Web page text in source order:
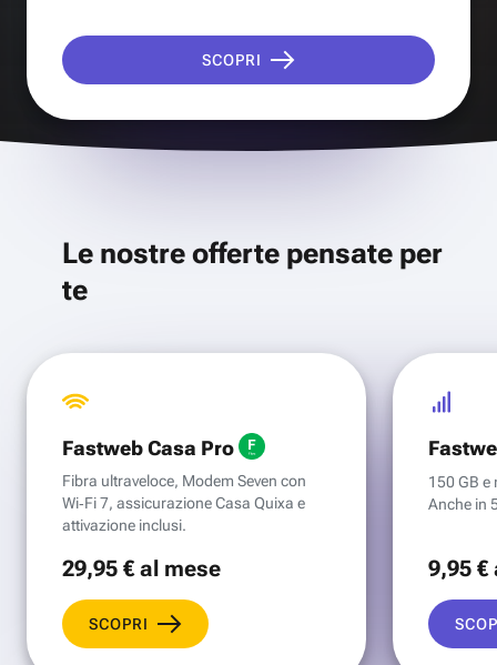
SCOPRI
Le nostre offerte pensate per
te
Fastweb Casa Pro
Fibra ultraveloce, Modem Seven con
Wi‑Fi 7, assicurazione Casa Quixa e
attivazione inclusi.
29,95 €al mese
SCOPRI
150 GB e
Anche in
9,95 €